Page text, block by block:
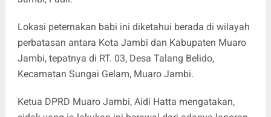
Lokasi peternakan babi ini diketahui berada di wilayah
perbatasan antara Kota Jambi dan Kabupaten Muaro
Jambi, tepatnya di RT. 03, Desa Talang Belido,
Kecamatan Sungai Gelam, Muaro Jambi.
Ketua DPRD Muaro Jambi, Aidi Hatta mengatakan,